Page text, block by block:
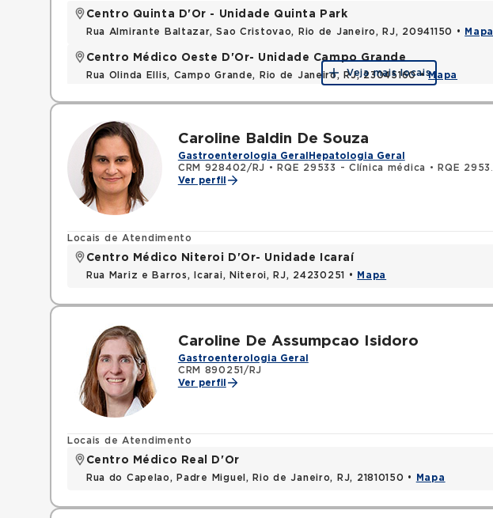
Centro Quinta D'Or - Unidade Quinta Park
Rua Almirante Baltazar, Sao Cristovao, Rio de Janeiro, RJ, 20941150 • Mapa
Centro Médico Oeste D'Or- Unidade Campo Grande
Rua Olinda Ellis, Campo Grande, Rio de Janeiro, RJ, 23045160 •Mapa
Veja mais locais
Caroline Baldin De Souza
Gastroenterologia Geral Hepatologia Geral
CRM 928402/RJ • RQE 29533 - Clínica médica •
RQE 29534 - Gastroenterologia
Ver perfil
Locais de Atendimento
Centro Médico Niteroi D'Or- Unidade Icaraí
Rua Mariz e Barros, Icarai, Niteroi, RJ, 24230251 • Mapa
Caroline De Assumpcao Isidoro
Gastroenterologia Geral
CRM 890251/RJ
Ver perfil
Locais de Atendimento
Centro Médico Real D'Or
Rua do Capelao, Padre Miguel, Rio de Janeiro, RJ, 21810150 • Mapa